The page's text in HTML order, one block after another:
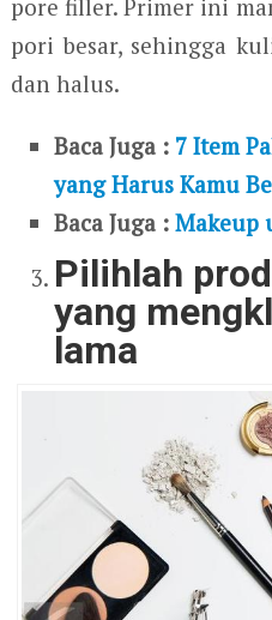
pore filler. Primer ini
pori besar, sehingga
dan halus.
Baca Juga : 7 Item
yang Harus Kamu
Baca Juga :Makeup
Pilihlah
yang
lama